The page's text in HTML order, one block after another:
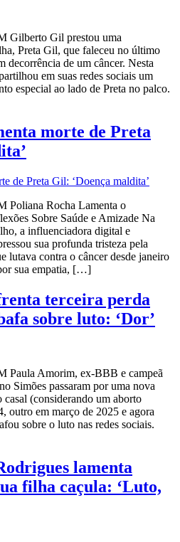
Gilberto Gil prestou uma
Preta Gil, que faleceu no último
decorrência de um câncer. Nesta
em suas redes sociais um
especial ao lado de Preta no palco.
morte de Preta
Poliana Rocha Lamenta o
Sobre Saúde e Amizade Na
a influenciadora digital e
sua profunda tristeza pela
lutava contra o câncer desde janeiro
sua empatia, […]
terceira perda
sobre luto: ‘Dor’
Paula Amorim, ex-BBB e campeã
Simões passaram por uma nova
casal (considerando um aborto
outro em março de 2025 e agora
sobre o luto nas redes sociais.
lamenta
filha caçula: ‘Luto,